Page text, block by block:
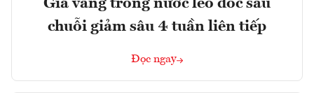
Giá vàng trong nước leo dốc sau
chuỗi giảm sâu 4 tuần liên tiếp
Đọc ngay